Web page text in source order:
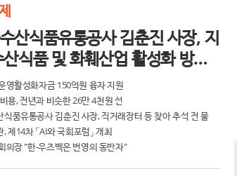
산식품유통공사 김춘진 사장, 지
식품 및 화훼산업 활성화 방안
영활성화자금 150억원 융자 지원
용, 전년과 비슷한 26만 4천원 선
식품유통공사 김춘진 사장, 직거래장터 등 찾아 추석 전 물
제14차 「AI와 국회포럼」 개최
의장 "한-우즈벡은 번영의 동반자"